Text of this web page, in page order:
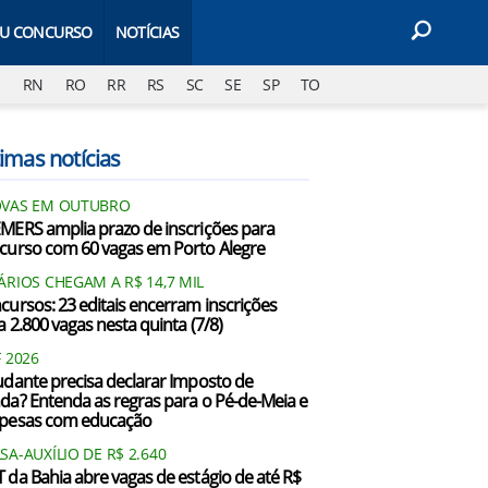
CONCURSO NOTÍCIAS
RN RO RR RS SC SE SP TO
notícias
EM OUTUBRO
amplia prazo de inscrições para
com 60 vagas em Porto Alegre
CHEGAM A R$ 14,7 MIL
23 editais encerram inscrições
2.800 vagas nesta quinta (7/8)
2026
precisa declarar Imposto de
Entenda as regras para o Pé-de-Meia e
com educação
AUXÍLIO DE R$ 2.640
da Bahia abre vagas de estágio de até R$